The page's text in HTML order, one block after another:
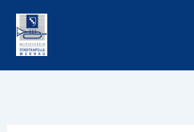
Zum
Inhalt
springen